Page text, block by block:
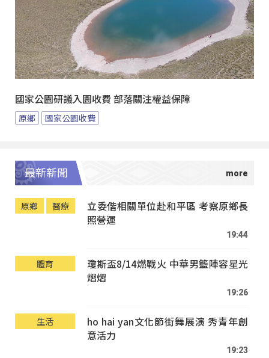
國家公園研議入園收費 部落關注權益保障
原鄉 國家公園收費
最新新聞
原鄉 醫療
立委偕相關單位赴和平區 考察原鄉長
照營運
19:44
體育
瓊斯盃8/14燃戰火 中華男籃陣容星光
熠熠
19:26
生活
ho hai yan文化節街舞展演 秀青年創
意活力
19:23